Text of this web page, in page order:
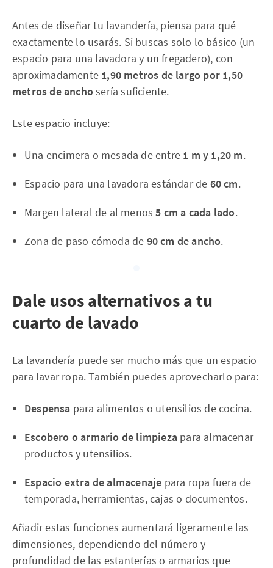
Antes de diseñar tu lavandería, piensa para qué
exactamente lo usarás. Si buscas solo lo básico (un
espacio para una lavadora y un fregadero), con
aproximadamente 1,90 metros de largo por 1,50
metros de ancho sería suficiente.
Este espacio incluye:
Una encimera o mesada de entre 1 m y 1,20 m.
Espacio para una lavadora estándar de 60 cm.
Margen lateral de al menos5 cm a cada lado.
Zona de paso cómoda de 90 cm de ancho.
Dale usos alternativos a tu
cuarto de lavado
La lavandería puede ser mucho más que un espacio
para lavar ropa. También puedes aprovecharlo para:
Despensa para alimentos o utensilios de cocina.
Escobero o armario de limpieza para almacenar
productos y utensilios.
Espacio extra de almacenaje para ropa fuera de
temporada, herramientas, cajas o documentos.
Añadir estas funciones aumentará ligeramente las
dimensiones, dependiendo del número y
profundidad de las estanterías o armarios que